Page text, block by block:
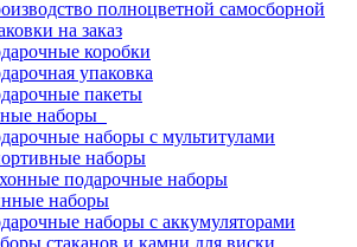
полноцветной самосборной
на заказ
коробки
упаковка
пакеты
наборы
наборы с мультитулами
наборы
подарочные наборы
наборы
наборы с аккумуляторами
стаканов и камни для виски